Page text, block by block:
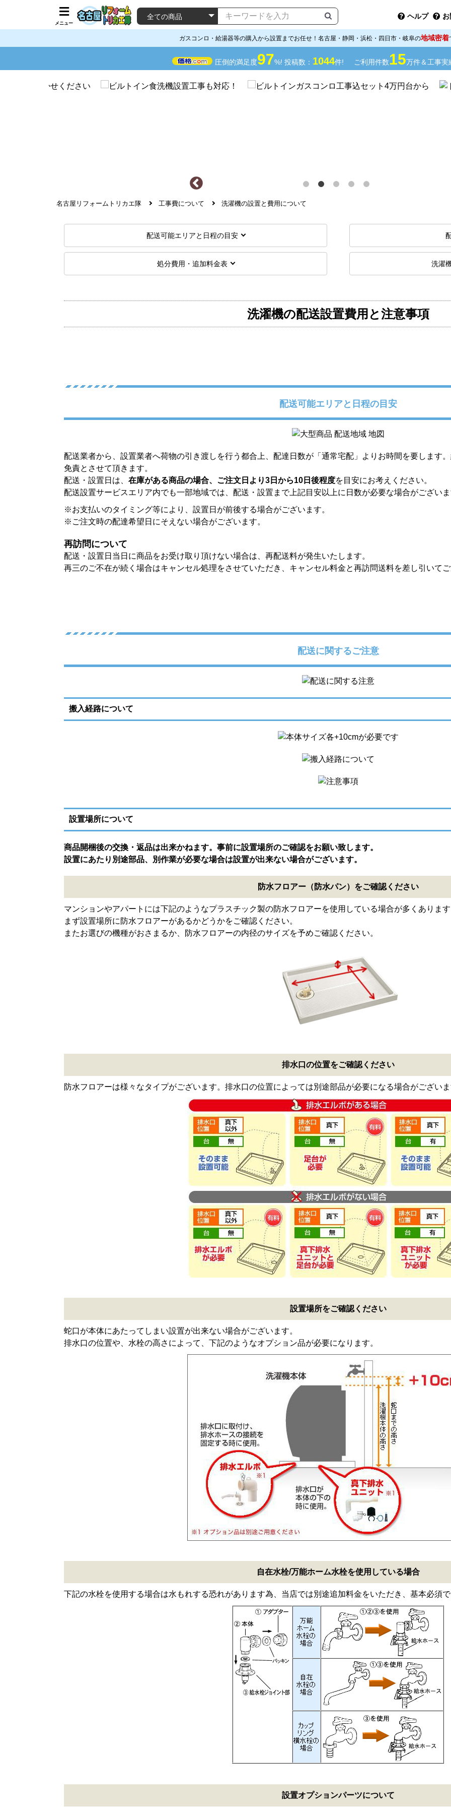
メニュー
ヘルプ
ガスコンロ・給湯器等の購入から設置までお任せ！名古屋・静岡・浜松・四日市・岐阜の地域密着
圧倒的満足度97%! 投稿数： 1044件! ご利用件数15万件＆工事実
名古屋リフォームトリカエ隊 工事費について 洗濯機の設置と費用について
配送可能エリアと日程の目安
処分費用・追加料金表 洗濯
洗濯機の配送設置費用と注意事項
配送可能エリアと日程の目安
配送業者から、設置業者へ荷物の引き渡しを行う都合上、配達日数が「通常宅配」よりお時間を要します
免責とさせて頂きます。
配送・設置日は、 在庫がある商品の場合、ご注文日より3日から10日後程度を目安にお考えください。
配送設置サービスエリア内でも一部地域では、配送・設置まで上記目安以上に日数が必要な場合がござい
※お支払いのタイミング等により、設置日が前後する場合がございます。
※ご注文時の配達希望日にそえない場合がございます。
再訪問について
配送・設置日当日に商品をお受け取り頂けない場合は、再配送料が発生いたします。
再三のご不在が続く場合はキャンセル処理をさせていただき、キャンセル料金と再訪問送料を差し引いて
配送に関するご注意
搬入経路について
設置場所について
商品開梱後の交換・返品は出来かねます。事前に設置場所のご確認をお願い致します。
設置にあたり別途部品、別作業が必要な場合は設置が出来ない場合がございます。
防水フロアー（防水パン）をご確認ください
マンションやアパートには下記のようなプラスチック製の防水フロアーを使用している場合が多くありま
まず設置場所に防水フロアーがあるかどうかをご確認ください。
またお選びの機種がおさまるか、防水フロアーの内径のサイズを予めご確認ください。
排水口の位置をご確認ください
防水フロアーは様々なタイプがございます。排水口の位置によっては別途部品が必要になる場合がござい
設置場所をご確認ください
蛇口が本体にあたってしまい設置が出来ない場合がございます。
排水口の位置や、水栓の高さによって、下記のようなオプション品が必要になります。
自在水栓/万能ホーム水栓を使用している場合
下記の水栓を使用する場合は水もれする恐れがあります為、当店では別途追加料金をいただき、基本必須
設置オプションパーツについて